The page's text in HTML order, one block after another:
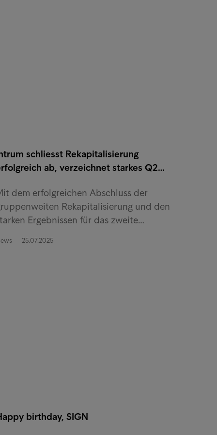
schliesst Rekapitalisierung
ab, verzeichnet starkes Q2…
dem erfolgreichen Abschluss der
Rekapitalisierung und den
Ergebnissen für das zweite…
25.07.2025
birthday, SIGN